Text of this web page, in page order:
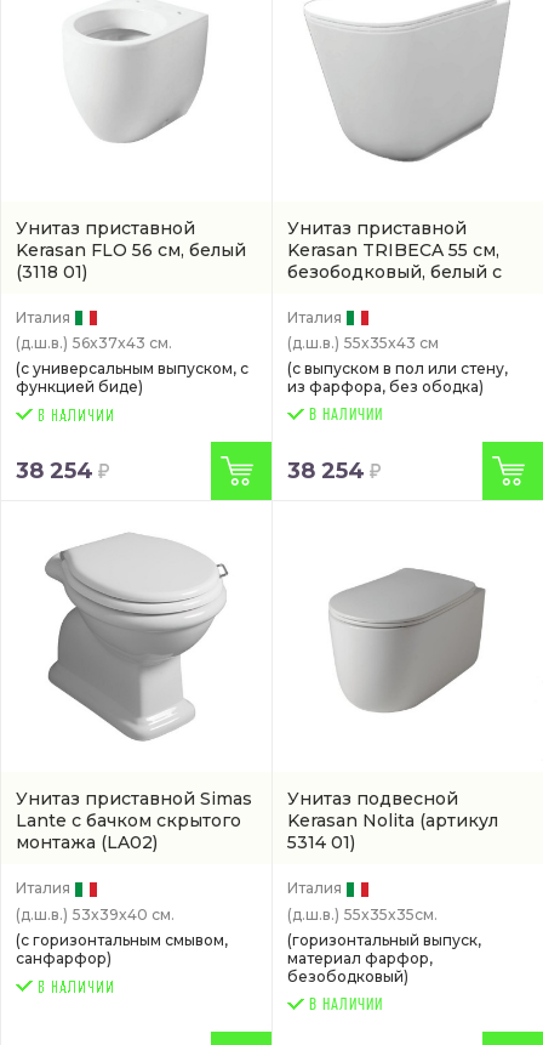
Унитаз приставной
Kerasan FLO 56 см, белый
(3118 01)
Италия
(д.ш.в.) 56x37x43 см.
(с универсальным выпуском, с
функцией биде)
38 254
Унитаз приставной
Kerasan TRIBECA 55 см,
безободковый, белый с
01)
Италия
(д.ш.в.) 55x35x43 см
(с выпуском в пол или стену,
из фарфора, без ободка)
В НАЛИЧИИ
38 254
Унитаз приставной Simas
Lante с бачком скрытого
монтажа (LA02)
Италия
(д.ш.в.) 53x39x40 см.
(с горизонтальным смывом,
санфарфор)
Унитаз подвесной
Kerasan Nolita (артикул
5314 01)
Италия
(д.ш.в.) 55x35x35см.
(горизонтальный выпуск,
материал фарфор,
безободковый)
В НАЛИЧИИ